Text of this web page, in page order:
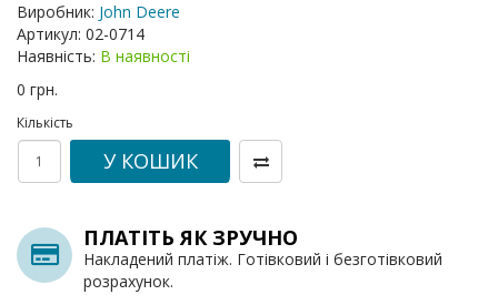
Виробник: John Deere
Артикул: 02-0714
Наявність: В наявності
0 грн.
Кількість
У КОШИК
ПЛАТІТЬ ЯК ЗРУЧНО
Накладений платіж. Готівковий і безготівковий
розрахунок.